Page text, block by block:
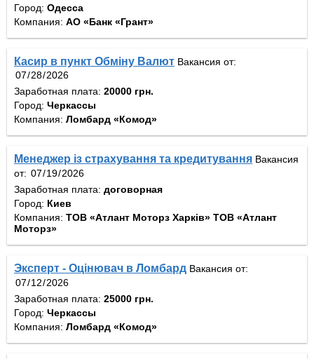
Город: Одесса
Компания: АО «Банк «Грант»
Касир в пункт Обміну Валют Вакансия от:
Заработная плата: 20000 грн.
Город: Черкассы
Компания: Ломбард «Комод»
Менеджер із страхування та кредитування Вакансия
от:
Заработная плата: договорная
Город: Киев
Компания: ТОВ «Атлант Моторз Харків» ТОВ «Атлант
Моторз»
Эксперт - Оцінювач в Ломбард Вакансия от:
Заработная плата: 25000 грн.
Город: Черкассы
Компания: Ломбард «Комод»